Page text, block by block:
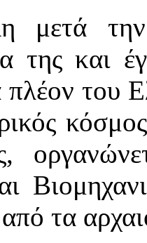
μετά την
της και
του
από τα